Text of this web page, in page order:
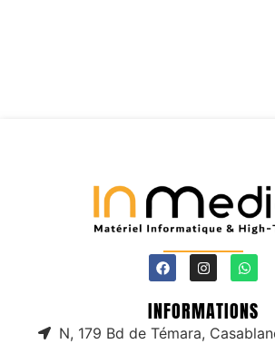
INFORMATIONS
N, 179 Bd de Témara,